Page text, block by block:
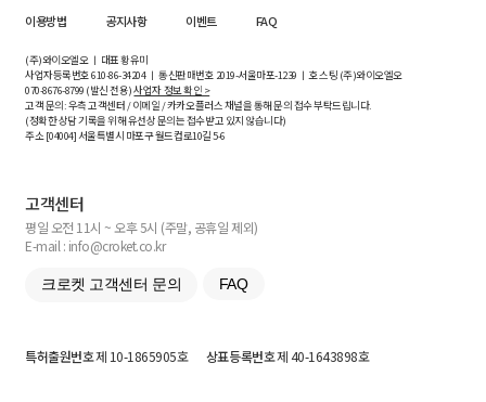
이용방법
공지사항 이벤트 FAQ
(주)와이오엘오 ㅣ 대표 황유미
사업자등록번호610-86-34204ㅣ 통신판매번호 2019-서울마포-1239 ㅣ 호스팅 (주)와이오엘오
070-8676-8799 (발신 전용)사업자 정보 확인 >
고객 문의: 우측 고객센터 / 이메일 / 카카오플러스 채널을 통해 문의 접수 부탁드립니다.
(정확한 상담 기록을 위해 유선상 문의는 접수받고 있지 않습니다)
주소 [04004] 서울특별시 마포구 월드컵로10길5-6
고객센터
평일 오전 11시 ~ 오후 5시 (주말, 공휴일 제외)
E-mail : info@croket.co.kr
크로켓 고객센터 문의 FAQ
특허출원번호제 10-1865905호 상표등록번호제 40-1643898호